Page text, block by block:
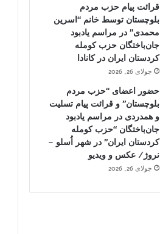
قرائت پیام حزب مردم
بلوچستان توسط خانم “اسرین
محمدی” در مراسم یادبود
جان‌باختگان حزب کومله
کردستان ایران در کانادا
جولای 26, 2026
حضور اعضای “حزب مردم
بلوچستان” و قرائت پیام تسلیت
و همدردی در مراسم یادبود
جان‌باختگان “حزب کومله
کردستان ایران” در شهر اُسلو –
نروژ/ عکس و ویدیو
جولای 26, 2026